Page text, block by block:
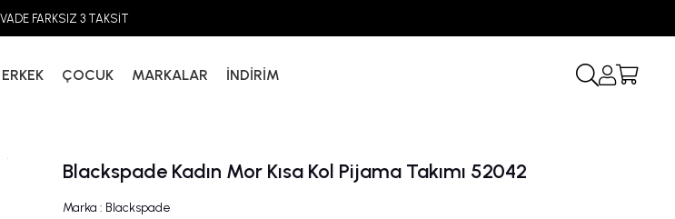
VADE FARKSIZ 3 TAKSİT
ERKEK ÇOCUK MARKALAR İNDİRİM
Blackspade Kadın Mor Kısa Kol Pijama Takımı 52042
Marka : Blackspade